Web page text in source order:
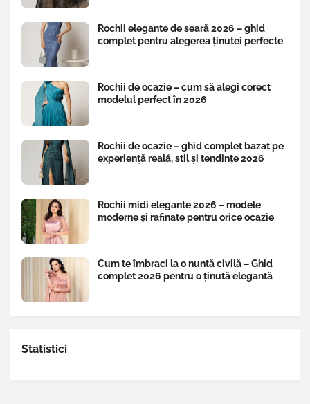
Rochii elegante de seară 2026 – ghid
complet pentru alegerea ținutei perfecte
Rochii de ocazie – cum să alegi corect
modelul perfect în 2026
Rochii de ocazie – ghid complet bazat pe
experiență reală, stil și tendințe 2026
Rochii midi elegante 2026 – modele
moderne și rafinate pentru orice ocazie
Cum te îmbraci la o nuntă civilă – Ghid
complet 2026 pentru o ținută elegantă
Statistici